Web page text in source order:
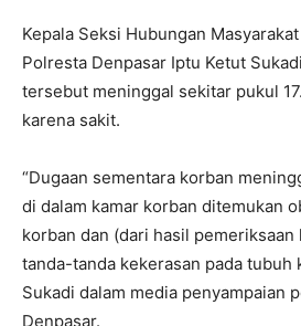
Kepala Seksi Hubungan
Polresta Denpasar Iptu Ketut
tersebut meninggal sekitar pukul
karena sakit.
“Dugaan sementara korban
di dalam kamar korban ditemukan
korban dan (dari hasil
tanda-tanda kekerasan pada tubuh
Sukadi dalam media penyampaian
Denpasar.